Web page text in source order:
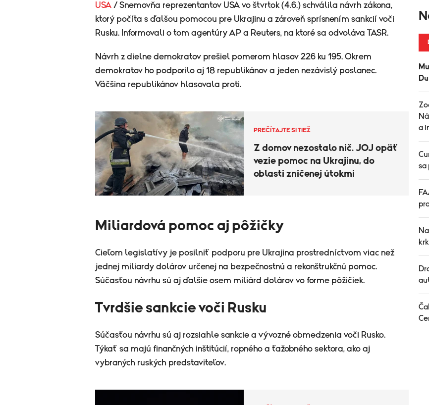
USA / Snemovňa reprezentantov USA vo štvrtok (4.6.) schválila návrh zákona,
ktorý počíta s ďalšou pomocou pre Ukrajinu a zároveň sprísnením sankcií voči
Rusku. Informovali o tom agentúry AP a Reuters, na ktoré sa odvoláva TASR.
Návrh z dielne demokratov prešiel pomerom hlasov 226 ku 195. Okrem
demokratov ho podporilo aj 18 republikánov a jeden nezávislý poslanec.
Väčšina republikánov hlasovala proti.
PREČÍTAJTE SI TIEŽ
Z domov nezostalo nič. JOJ opäť
vezie pomoc na Ukrajinu, do
oblasti zničenej útokmi
Miliardová pomoc aj pôžičky
Cieľom legislatívy je posilniť podporu pre Ukrajina prostredníctvom viac než
jednej miliardy dolárov určenej na bezpečnostnú a rekonštrukčnú pomoc.
Súčasťou návrhu sú aj ďalšie osem miliárd dolárov vo forme pôžičiek.
Tvrdšie sankcie voči Rusku
Súčasťou návrhu sú aj rozsiahle sankcie a vývozné obmedzenia voči Rusko.
Týkať sa majú finančných inštitúcií, ropného a ťažobného sektora, ako aj
vybraných ruských predstaviteľov.
a
sa